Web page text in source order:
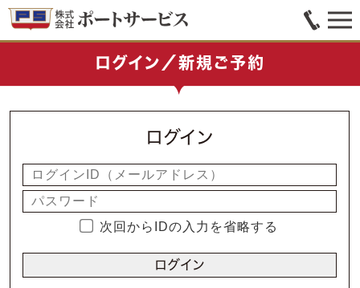
ログイン／新規ご予約
ログイン
次回からIDの入力を省略する